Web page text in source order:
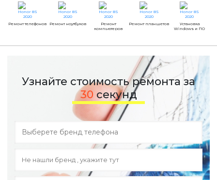
Ремонт телефонов Ремонт ноутбуков
Ремонт
компьютеров
Ремонт планшетов
Установка
Windows и ПО
Узнайте стоимость ремонта за
30 секунд